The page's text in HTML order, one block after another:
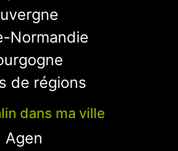
Normandie
de régions
dans ma ville
Agen